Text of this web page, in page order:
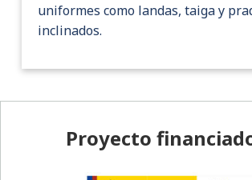
uniformes como landas, taiga y
inclinados.
Proyecto